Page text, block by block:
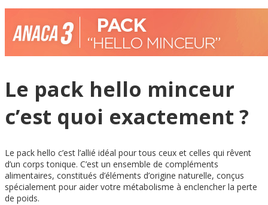
Le pack hello minceur
c’est quoi exactement ?
Le pack hello c’est l’allié idéal pour tous ceux et celles qui rêvent
d’un corps tonique. C’est un ensemble de compléments
alimentaires, constitués d’éléments d’origine naturelle, conçus
spécialement pour aider votre métabolisme à enclencher la perte
de poids.